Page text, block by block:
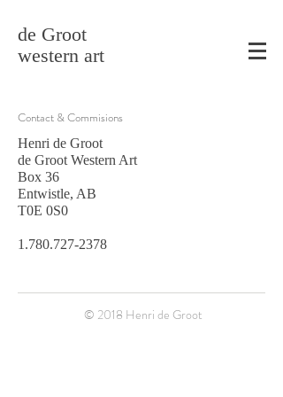
de Groot
western art
Contact & Commisions
Henri de Groot
de Groot Western Art
Box 36
Entwistle, AB
T0E 0S0
1.780.727-2378
© 2018 Henri de Groot